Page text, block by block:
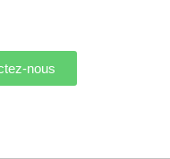
nous